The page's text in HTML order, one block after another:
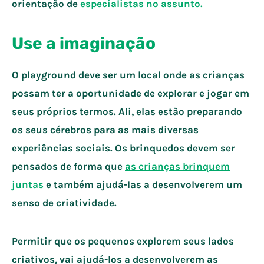
orientação de especialistas no assunto.
Use a imaginação
O playground deve ser um local onde as crianças
possam ter a oportunidade de explorar e jogar em
seus próprios termos. Ali, elas estão preparando
os seus cérebros para as mais diversas
experiências sociais. Os brinquedos devem ser
pensados de forma que as crianças brinquem
juntas e também ajudá-las a desenvolverem um
senso de criatividade.
Permitir que os pequenos explorem seus lados
criativos, vai ajudá-los a desenvolverem as